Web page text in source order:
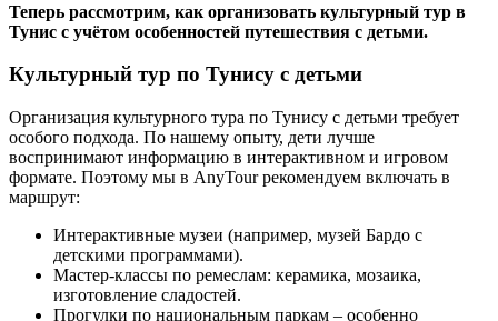
Теперь рассмотрим, как организовать культурный тур в
Тунис с учётом особенностей путешествия с детьми.
Культурный тур по Тунису с детьми
Организация культурного тура по Тунису с детьми требует
особого подхода. По нашему опыту, дети лучше
воспринимают информацию в интерактивном и игровом
формате. Поэтому мы в AnyTour рекомендуем включать в
маршрут:
Интерактивные музеи (например, музей Бардо с
детскими программами).
Мастер-классы по ремеслам: керамика, мозаика,
изготовление сладостей.
Прогулки по национальным паркам – особенно